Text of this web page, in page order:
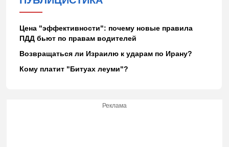
Цена "эффективности": почему новые правила
ПДД бьют по правам водителей
Возвращаться ли Израилю к ударам по Ирану?
Кому платит "Битуах леуми"?
Реклама